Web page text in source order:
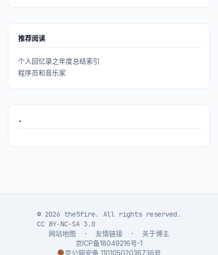
推荐阅读
个人回忆录之年度总结索引
程序员和音乐家
.
© 2026 the5fire. All rights reserved.
CC BY-NC-SA 3.0
网站地图 · 友情链接 · 关于博主
京ICP备18049216号-1
京公网安备 11010502036736号